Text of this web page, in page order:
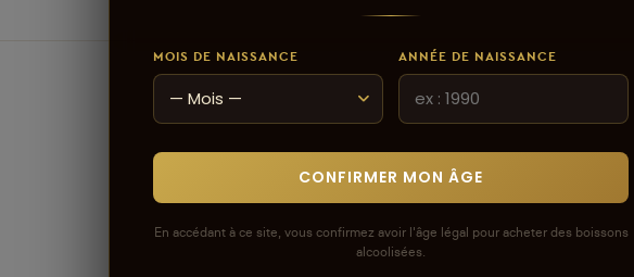
MOIS DE NAISSANCE ANNÉE DE NAISSANCE
CONFIRMER MON ÂGE
En accédant à ce site, vous confirmez avoir l'âge légal pour acheter des boissons
alcoolisées.